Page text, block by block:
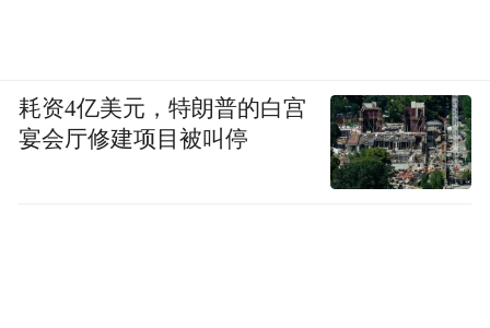
耗资4亿美元，特朗普的白宫
宴会厅修建项目被叫停